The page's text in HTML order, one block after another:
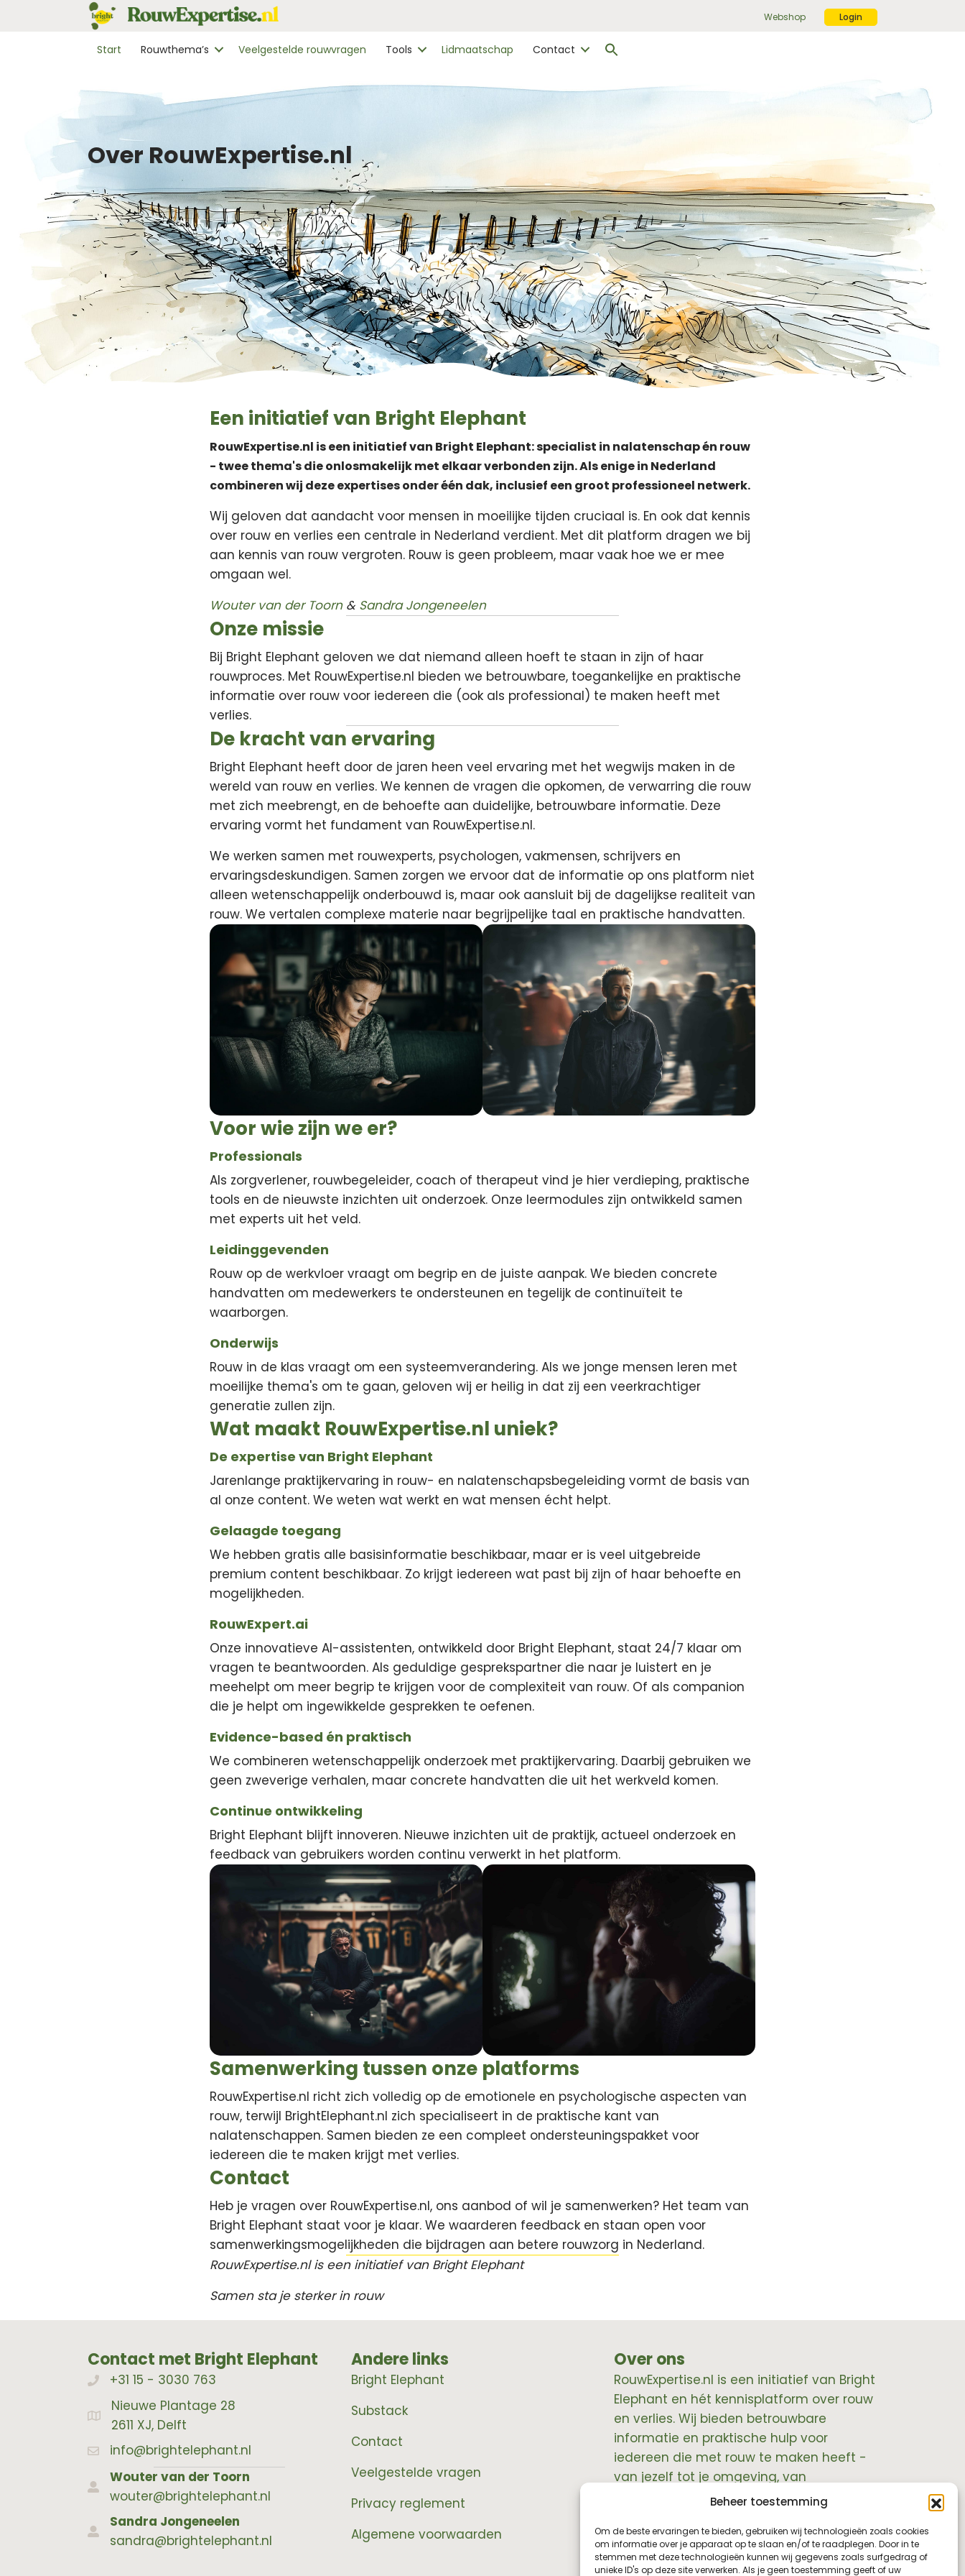
Beheer toestemming
Om de beste ervaringen te bieden, gebruiken wij technologieën zoals cookies
om informatie over je apparaat op te slaan en/of te raadplegen. Door in te
stemmen met deze technologieën kunnen wij gegevens zoals surfgedrag of
unieke ID's op deze site verwerken. Als je geen toestemming geeft of uw
Webshop Login
Start Rouwthema’s Veelgestelde rouwvragen Tools Lidmaatschap Contact
Over RouwExpertise.nl
Een initiatief van Bright Elephant
RouwExpertise.nl is een initiatief van Bright Elephant: specialist in nalatenschap én rouw
- twee thema's die onlosmakelijk met elkaar verbonden zijn. Als enige in Nederland
combineren wij deze expertises onder één dak, inclusief een groot professioneel netwerk.
Wij geloven dat aandacht voor mensen in moeilijke tijden cruciaal is. En ook dat kennis
over rouw en verlies een centrale in Nederland verdient. Met dit platform dragen we bij
aan kennis van rouw vergroten. Rouw is geen probleem, maar vaak hoe we er mee
omgaan wel.
Wouter van der Toorn& Sandra Jongeneelen
Onze missie
Bij Bright Elephant geloven we dat niemand alleen hoeft te staan in zijn of haar
rouwproces. Met RouwExpertise.nl bieden we betrouwbare, toegankelijke en praktische
informatie over rouw voor iedereen die (ook als professional) te maken heeft met
verlies.
De kracht van ervaring
Bright Elephant heeft door de jaren heen veel ervaring met het wegwijs maken in de
wereld van rouw en verlies. We kennen de vragen die opkomen, de verwarring die rouw
met zich meebrengt, en de behoefte aan duidelijke, betrouwbare informatie. Deze
ervaring vormt het fundament van RouwExpertise.nl.
We werken samen met rouwexperts, psychologen, vakmensen, schrijvers en
ervaringsdeskundigen. Samen zorgen we ervoor dat de informatie op ons platform niet
alleen wetenschappelijk onderbouwd is, maar ook aansluit bij de dagelijkse realiteit van
rouw. We vertalen complexe materie naar begrijpelijke taal en praktische handvatten.
Voor wie zijn we er?
Professionals
Als zorgverlener, rouwbegeleider, coach of therapeut vind je hier verdieping, praktische
tools en de nieuwste inzichten uit onderzoek. Onze leermodules zijn ontwikkeld samen
met experts uit het veld.
Leidinggevenden
Rouw op de werkvloer vraagt om begrip en de juiste aanpak. We bieden concrete
handvatten om medewerkers te ondersteunen en tegelijk de continuïteit te
waarborgen.
Onderwijs
Rouw in de klas vraagt om een systeemverandering. Als we jonge mensen leren met
moeilijke thema's om te gaan, geloven wij er heilig in dat zij een veerkrachtiger
generatie zullen zijn.
Wat maakt RouwExpertise.nl uniek?
De expertise van Bright Elephant
Jarenlange praktijkervaring in rouw- en nalatenschapsbegeleiding vormt de basis van
al onze content. We weten wat werkt en wat mensen écht helpt.
Gelaagde toegang
We hebben gratis alle basisinformatie beschikbaar, maar er is veel uitgebreide
premium content beschikbaar. Zo krijgt iedereen wat past bij zijn of haar behoefte en
mogelijkheden.
RouwExpert.ai
Onze innovatieve AI-assistenten, ontwikkeld door Bright Elephant, staat 24/7 klaar om
vragen te beantwoorden. Als geduldige gesprekspartner die naar je luistert en je
meehelpt om meer begrip te krijgen voor de complexiteit van rouw. Of als companion
die je helpt om ingewikkelde gesprekken te oefenen.
Evidence-based én praktisch
We combineren wetenschappelijk onderzoek met praktijkervaring. Daarbij gebruiken we
geen zweverige verhalen, maar concrete handvatten die uit het werkveld komen.
Continue ontwikkeling
Bright Elephant blijft innoveren. Nieuwe inzichten uit de praktijk, actueel onderzoek en
feedback van gebruikers worden continu verwerkt in het platform.
Samenwerking tussen onze platforms
RouwExpertise.nl richt zich volledig op de emotionele en psychologische aspecten van
rouw, terwijl BrightElephant.nl zich specialiseert in de praktische kant van
nalatenschappen. Samen bieden ze een compleet ondersteuningspakket voor
iedereen die te maken krijgt met verlies.
Contact
Heb je vragen over RouwExpertise.nl, ons aanbod of wil je samenwerken? Het team van
Bright Elephant staat voor je klaar. We waarderen feedback en staan open voor
samenwerkingsmogelijkheden die bijdragen aan betere rouwzorg in Nederland.
RouwExpertise.nl is een initiatief van Bright Elephant
Samen sta je sterker in rouw
Contact met Bright Elephant
Bellen met Bright Elephant
+31 15 - 3030 763
Adres Bright Elephant
Nieuwe Plantage 28
2611 XJ, Delft
info@brightelephant.nl
Wouter van der Toorn
wouter@brightelephant.nl
Sandra Jongeneelen
sandra@brightelephant.nl
Andere links
Bright Elephant
Substack
Contact
Veelgestelde vragen
Privacy reglement
Algemene voorwaarden
Over ons
RouwExpertise.nl is een initiatief van Bright
Elephant en hét kennisplatform over rouw
en verlies. Wij bieden betrouwbare
informatie en praktische hulp voor
iedereen die met rouw te maken heeft -
van jezelf tot je omgeving, van
professionals tot leidinggevenden.